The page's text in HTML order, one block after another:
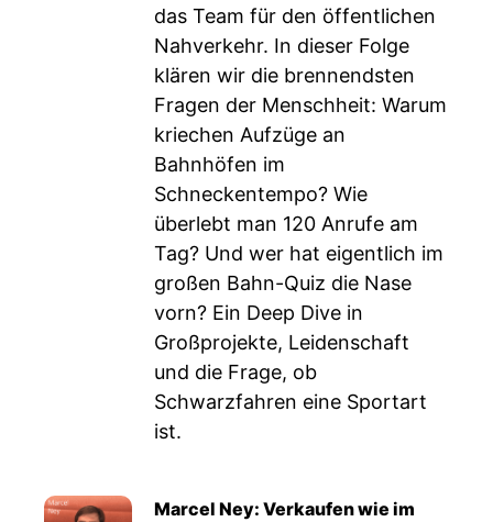
das Team für den öffentlichen
Nahverkehr. In dieser Folge
klären wir die brennendsten
Fragen der Menschheit: Warum
kriechen Aufzüge an
Bahnhöfen im
Schneckentempo? Wie
überlebt man 120 Anrufe am
Tag? Und wer hat eigentlich im
großen Bahn-Quiz die Nase
vorn? Ein Deep Dive in
Großprojekte, Leidenschaft
und die Frage, ob
Schwarzfahren eine Sportart
ist.
Marcel Ney: Verkaufen wie im